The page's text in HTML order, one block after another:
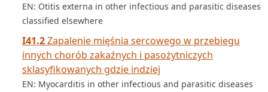
EN: Otitis externa in other infectious and parasitic diseases
classified elsewhere
I41.2Zapalenie mięśnia sercowego w przebiegu
innych chorób zakaźnych i pasożytniczych
sklasyfikowanych gdzie indziej
EN: Myocarditis in other infectious and parasitic diseases